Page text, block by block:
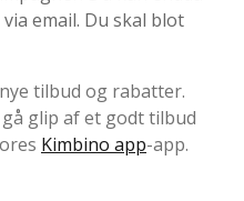
email. Du skal blot
tilbud og rabatter.
glip af et godt tilbud
Kimbino app-app.